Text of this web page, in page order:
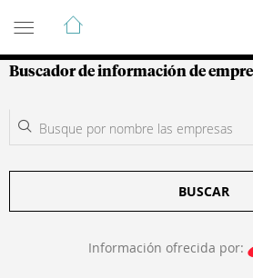
Guía de Empresas
Buscador de información de
BUSCAR
Información ofrecida por: